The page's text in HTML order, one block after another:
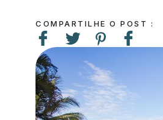
COMPARTILHE O POST :